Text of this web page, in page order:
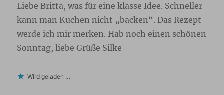
Liebe Britta, was für eine klasse Idee. Schneller
kann man Kuchen nicht „backen“. Das Rezept
werde ich mir merken. Hab noch einen schönen
Sonntag, liebe Grüße Silke
Wird geladen …